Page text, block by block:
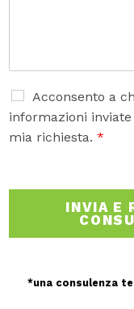
o
o
m
e
a
i
A
c
c
e
a
o
Acconsento a
informazioni
mia richiesta. *
INVIA E
*una consulenza